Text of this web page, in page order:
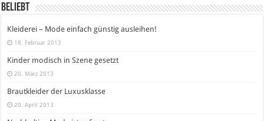
Beliebt
Kleiderei – Mode einfach günstig ausleihen!
18. Februar 2013
Kinder modisch in Szene gesetzt
20. März 2013
Brautkleider der Luxusklasse
20. April 2013